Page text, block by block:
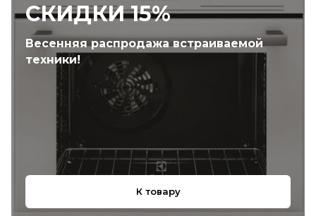
СКИДКИ 15%
Весенняя распродажа встраиваемой
техники!
К товару